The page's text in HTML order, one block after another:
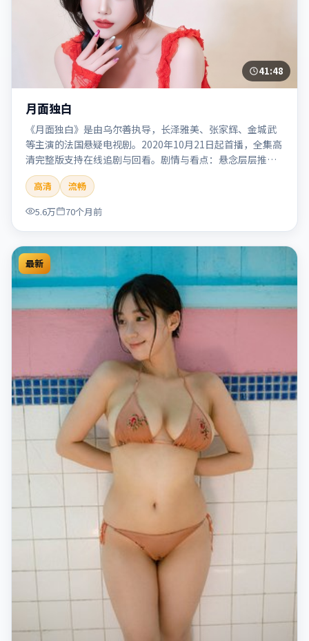
41:48
月面独白
《月面独白》是由乌尔善执导，长泽雅美、张家辉、金城武
等主演的法国悬疑电视剧。2020年10月21日起首播，全集高
清完整版支持在线追剧与回看。剧情与看点：悬念层层推
进，线索相互勾连，结局出人意料，适合推理爱好者。本片
适合检索「月面独白」「乌尔善」「悬疑」「法国」
「2020」「2020-10-21上映」等关键词的影迷阅读简介与主
创信息。
高清
流畅
5.6万
70个月前
最新